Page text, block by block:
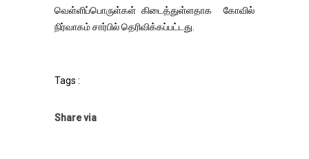
வெள்ளிப்பொருள்கள் கிடைத்துள்ளதாக கோவில்
நிர்வாகம் சார்பில் தெரிவிக்கப்பட்டது.
Tags :
Share via